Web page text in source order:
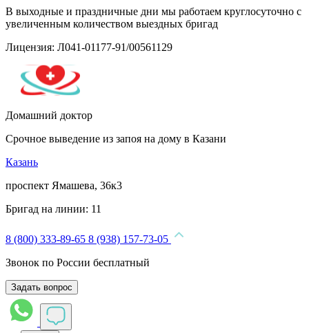
В выходные и праздничные дни мы работаем круглосуточно с
увеличенным количеством выездных бригад
Лицензия: Л041-01177-91/00561129
Домашний доктор
Срочное выведение из запоя на дому в Казани
Казань
проспект Ямашева, 36к3
Бригад на линии: 11
8 (800) 333-89-65 8 (938) 157-73-05
Звонок по России бесплатный
Задать вопрос